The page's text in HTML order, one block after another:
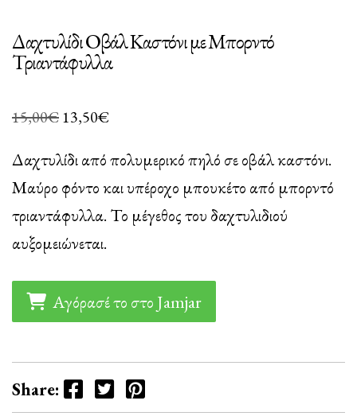
Δαχτυλίδι Οβάλ Καστόνι με Μπορντό
Τριαντάφυλλα
15,00€ Original
was:
15,00€.
13,50€
τιμή
είναι:
13,50€.
Δαχτυλίδι από πολυμερικό πηλό σε οβάλ καστόνι.
Μαύρο φόντο και υπέροχο μπουκέτο από μπορντό
τριαντάφυλλα. Το μέγεθος του δαχτυλιδιού
αυξομειώνεται.
Αγόρασέ το στο Jamjar
Share: Facebook
TwitterPinterest